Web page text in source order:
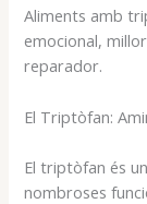
Aliments amb
emocional,
reparador.
El Triptòfan:
El triptòfan és
nombroses